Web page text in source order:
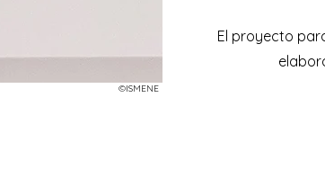
El proyecto
©ISMENE